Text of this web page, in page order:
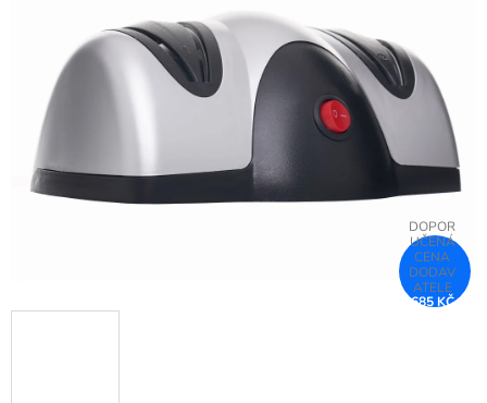
hvězdiček.
685 KČ